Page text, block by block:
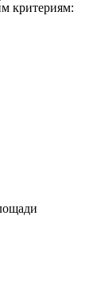
критериям: